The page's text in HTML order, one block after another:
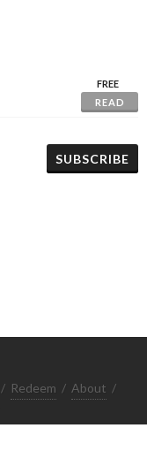
FREE
READ
SUBSCRIBE
/ Redeem / About /